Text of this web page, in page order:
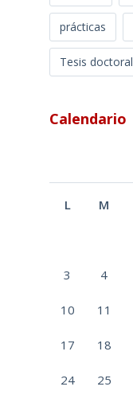
prácticas
Tesis doctoral
Calendario
L M
3 4
10 11
17 18
24 25